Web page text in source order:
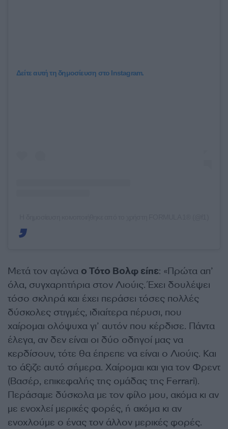
Δείτε αυτή τη δημοσίευση στο Instagram.
Μετά τον αγώνα ο Τότο Βολφ είπε: «Πρώτα απ’
όλα, συγχαρητήρια στον Λιούις. Έχει δουλέψει
τόσο σκληρά και έχει περάσει τόσες πολλές
δύσκολες στιγμές, ιδιαίτερα πέρυσι, που
χαίρομαι ολόψυχα γι’ αυτόν που κέρδισε. Πάντα
έλεγα, αν δεν είναι οι δύο οδηγοί μας να
κερδίσουν, τότε θα έπρεπε να είναι ο Λιούις. Και
το άξιζε αυτό σήμερα. Χαίρομαι και για τον Φρεντ
(Βασέρ, επικεφαλής της ομάδας της Ferrari).
Περάσαμε δύσκολα με τον φίλο μου, ακόμα κι αν
με ενοχλεί μερικές φορές, ή ακόμα κι αν
ενοχλούμε ο ένας τον άλλον μερικές φορές.